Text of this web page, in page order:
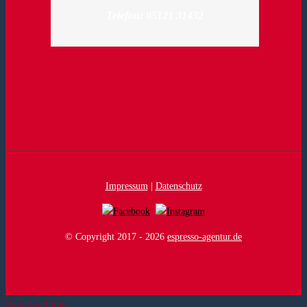
Impressum| Datenschutz
© Copyright 2017 - 2026 espresso-agentur.de
Page load link